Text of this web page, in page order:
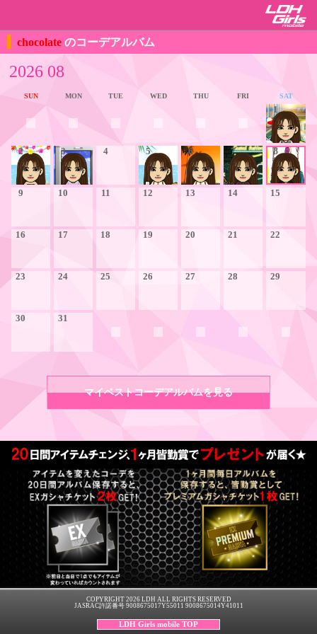
chocolate のコーデアルバム
2026 08
SUN MON TUE WED THU FRI SAT
1
2 3 4 5 6 7 8
9 10 11 12 13 14 15
16 17 18 19 20 21 22
23 24 25 26 27 28 29
30 31
マイベストコーデアルバムを見る
COPYRIGHT 2026 LDH ALL RIGHTS RESERVED
JASRAC許諾番号 9008675017Y55011 9008675014Y41011
LDH Girls mobile TOP